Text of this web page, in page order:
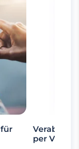
für
per